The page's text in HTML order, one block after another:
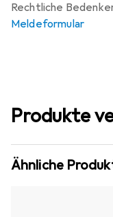
Rechtliche
Meldeformular
Produkte
Ähnliche